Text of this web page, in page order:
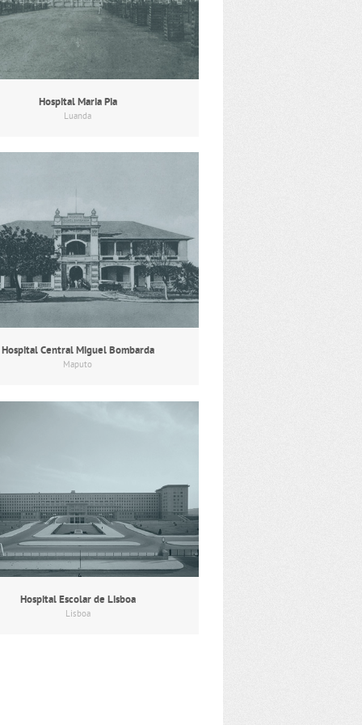
Hospital Maria Pia
Luanda
Hospital Central Miguel Bombarda
Maputo
Hospital Escolar de Lisboa
Lisboa